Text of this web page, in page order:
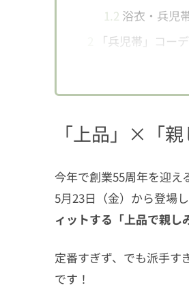
1.2 浴衣・兵児
「兵児帯」コー
着付け不要の「
4気になる値段・
「上品」×「
今年で創業55周年を迎
5月23日（金）から登場
ィットする「上品で親し
定番すぎず、でも派手
です！